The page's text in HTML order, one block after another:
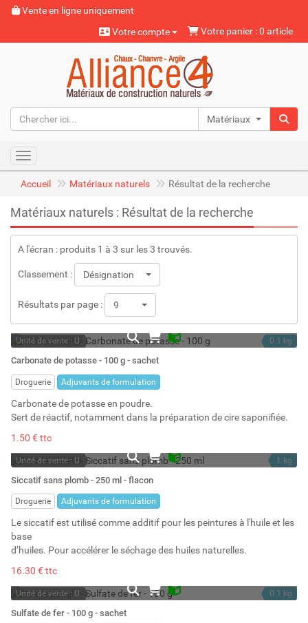
Vente en ligne uniquement
Votre compte
Votre panier : 0 article
Matériaux naturels
Toggle navigation
Accueil Matériaux naturels Résultat de la recherche
Matériaux naturels : Résultat de la recherche
A l'écran : produits 1 à 3 sur les 3 trouvés.
Classement : Désignation
Résultats par page : 9
Unité de vente : U
En stock
Stock : 74
0.1 kg
Carbonate de potasse - 100 g - sachet
Droguerie Adjuvants de formulation
Carbonate de potasse en poudre.
Sert de réactif, notamment dans la préparation de cire saponifiée.
1.50 € ttc
Unité de vente : U
En stock
Stock : 1
1 kg
Siccatif sans plomb - 250 ml - flacon
Droguerie Adjuvants de formulation
Le siccatif est utilisé comme additif pour les peintures à l'huile et les
base
d’huiles. Pour accélérer le séchage des huiles naturelles.
16.30 € ttc
Unité de vente : U
En stock
0.1 kg
Sulfate de fer - 100 g - sachet